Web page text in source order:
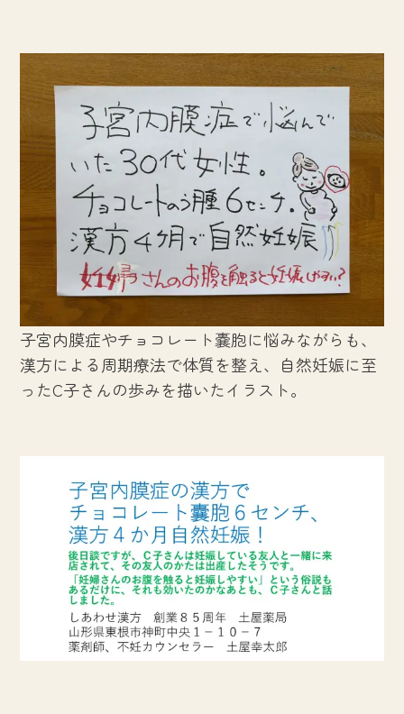
子宮内膜症やチョコレート嚢胞に悩みながらも、
漢方による周期療法で体質を整え、自然妊娠に至
ったC子さんの歩みを描いたイラスト。